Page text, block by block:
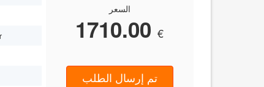
السعر
1710.00 €
تم إرسال الطلب